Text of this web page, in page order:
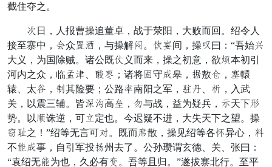
截住夺之。
风日，人报曹操追董卓，战于荥阳，大败而回。绍令人
接至寨中，画众跃敬，与操解童。甲督间，操生曰：“吾始欺
大义，为国除贼。诸公既遍义而来，操之初意，欲离本初引
河内之众，临比推、惊变；诸将脚守图皋，赴敖炭，辉轘
辕、太休，江其险要；公路退南阳之军，圣钱、讨，入武
关，以震三辅。皆雨配高黑，转与战，益为疑兵，跟天下极
势。以妄诛逆，可镜定也。今迟疑不进，大失天下之望。操
据烦之！”绍等无言可缎。既而促散，操见绍等各领异心，腹
不毫图事，自引军投轻州去了。公孙瓒谓玄德、关、张曰：
“袁绍无毫为也，久必有闭。吾等且归。”遂拔寨北行。至平